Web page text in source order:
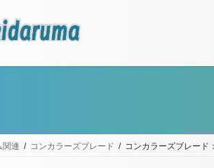
関連 コンカラーズブレード コンカラーズブレード